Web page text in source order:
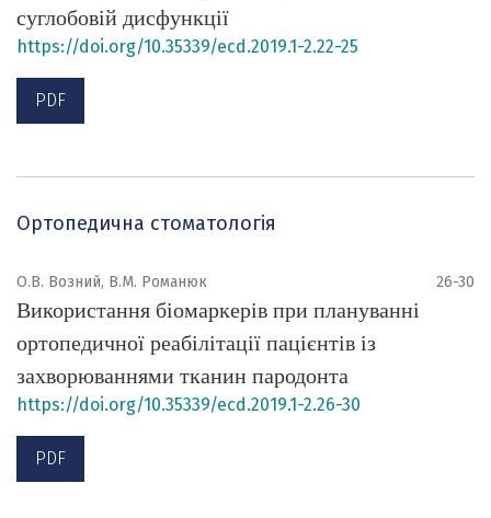
суглобовій дисфункції
https://doi.org/10.35339/ecd.2019.1-2.22-25
PDF
Ортопедична стоматологія
О.В. Возний, В.М. Романюк 26-30
Використання біомаркерів при плануванні
ортопедичної реабілітації пацієнтів із
захворюваннями тканин пародонта
https://doi.org/10.35339/ecd.2019.1-2.26-30
PDF